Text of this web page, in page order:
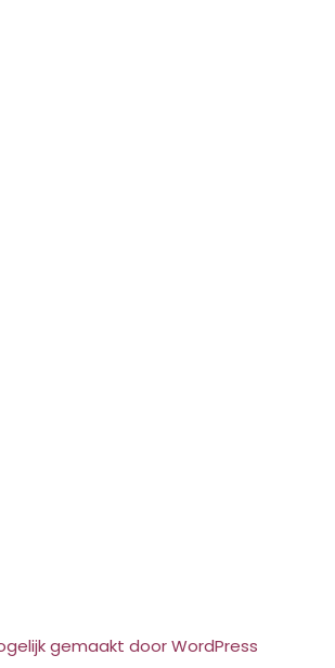
gemaakt doorWordPress